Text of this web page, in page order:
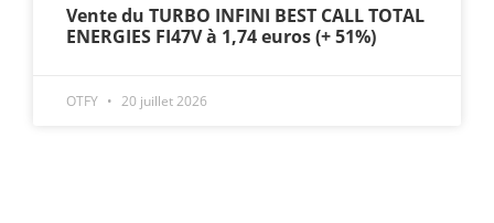
Vente du TURBO INFINI BEST CALL TOTAL
ENERGIES FI47V à 1,74 euros (+ 51%)
OTFY 20 juillet 2026